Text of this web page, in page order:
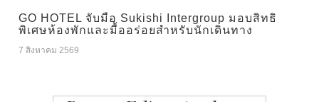
GO HOTEL จับมือ Sukishi Intergroup มอบสิทธิ
พิเศษห้องพักและมื้ออร่อยสำหรับนักเดินทาง
7 สิงหาคม 2569